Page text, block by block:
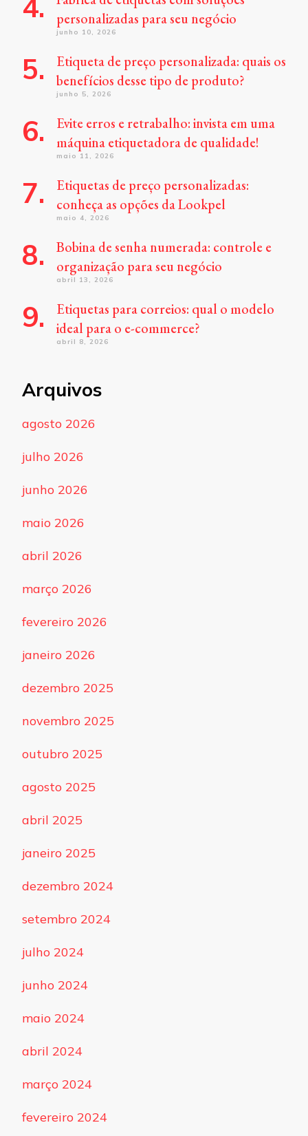
personalizadas para seu negócio
junho 10, 2026
Etiqueta de preço personalizada: quais os
benefícios desse tipo de produto?
junho 5, 2026
Evite erros e retrabalho: invista em uma
máquina etiquetadora de qualidade!
maio 11, 2026
Etiquetas de preço personalizadas:
conheça as opções da Lookpel
maio 4, 2026
Bobina de senha numerada: controle e
organização para seu negócio
abril 13, 2026
Etiquetas para correios: qual o modelo
ideal para o e-commerce?
abril 8, 2026
Arquivos
agosto 2026
julho 2026
junho 2026
maio 2026
abril 2026
março 2026
fevereiro 2026
janeiro 2026
dezembro 2025
novembro 2025
outubro 2025
agosto 2025
abril 2025
janeiro 2025
dezembro 2024
setembro 2024
julho 2024
junho 2024
maio 2024
abril 2024
março 2024
fevereiro 2024